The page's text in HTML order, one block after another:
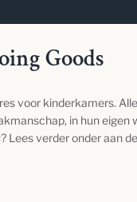
Goods
voor kinderkamers.
in hun eigen
? Lees verder onder aan